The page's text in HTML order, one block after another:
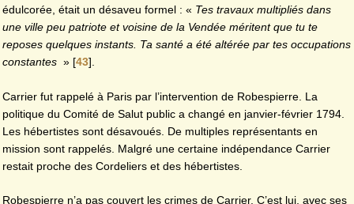
édulcorée, était un désaveu formel : « Tes travaux multipliés dans
une ville peu patriote et voisine de la Vendée méritent que tu te
reposes quelques instants. Ta santé a été altérée par tes occupations
constantes » [43].
Carrier fut rappelé à Paris par l’intervention de Robespierre. La
politique du Comité de Salut public a changé en janvier-février 1794.
Les hébertistes sont désavoués. De multiples représentants en
mission sont rappelés. Malgré une certaine indépendance Carrier
restait proche des Cordeliers et des hébertistes.
Robespierre n’a pas couvert les crimes de Carrier. C’est lui, avec ses